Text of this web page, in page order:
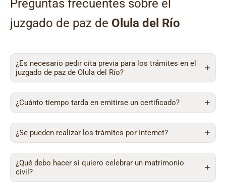
Preguntas frecuentes sobre el
juzgado de paz de Olula del Río
¿Es necesario pedir cita previa para los trámites en el
juzgado de paz de Olula del Río?
¿Cuánto tiempo tarda en emitirse un certificado?
¿Se pueden realizar los trámites por Internet?
¿Qué debo hacer si quiero celebrar un matrimonio
civil?